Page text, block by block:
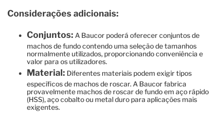
Considerações adicionais:
Conjuntos: A Baucor poderá oferecer conjuntos de
machos de fundo contendo uma seleção de tamanhos
normalmente utilizados, proporcionando conveniência e
valor para os utilizadores.
Material: Diferentes materiais podem exigir tipos
específicos de machos de roscar. A Baucor fabrica
provavelmente machos de roscar de fundo em aço rápido
(HSS), aço cobalto ou metal duro para aplicações mais
exigentes.